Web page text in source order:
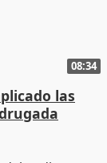
08:34
las